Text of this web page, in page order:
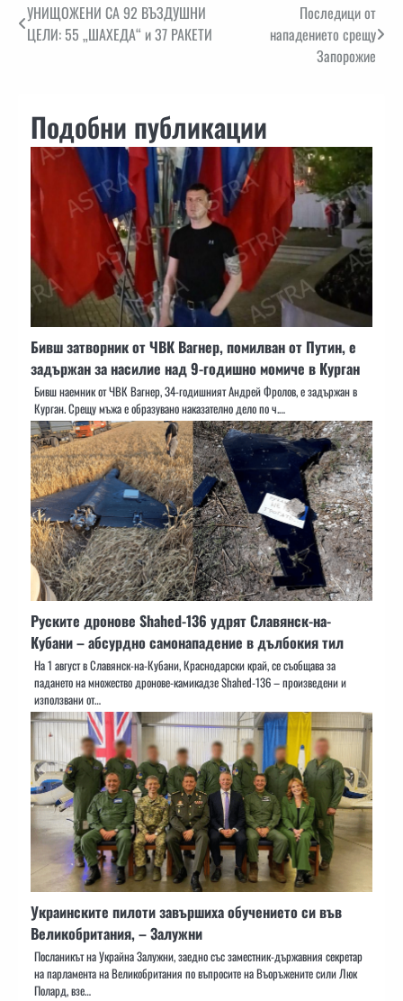
Навигация
УНИЩОЖЕНИ СА 92 ВЪЗДУШНИ
ЦЕЛИ: 55 „ШАХЕДА“ и 37 РАКЕТИ
Последици от
нападението срещу
Запорожие
Подобни публикации
Бивш затворник от ЧВК Вагнер, помилван от Путин, е
задържан за насилие над 9-годишно момиче в Курган
Бивш наемник от ЧВК Вагнер, 34-годишният Андрей Фролов, е задържан в
Курган. Срещу мъжа е образувано наказателно дело по ч.…
Руските дронове Shahed-136 удрят Славянск-на-
Кубани – абсурдно самонападение в дълбокия тил
На 1 август в Славянск-на-Кубани, Краснодарски край, се съобщава за
падането на множество дронове-камикадзе Shahed-136 – произведени и
използвани от…
Украинските пилоти завършиха обучението си във
Великобритания, – Залужни
Посланикът на Украйна Залужни, заедно със заместник-държавния секретар
на парламента на Великобритания по въпросите на Въоръжените сили Люк
Полард, взе…